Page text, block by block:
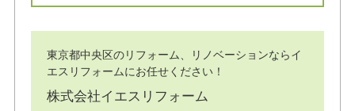
東京都中央区のリフォーム、リノベーションならイ
エスリフォームにお任せください！
株式会社イエスリフォーム